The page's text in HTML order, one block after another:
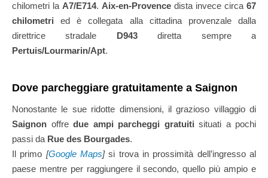
chilometri la A7/E714. Aix-en-Provence dista invece circa 67
chilometri ed è collegata alla cittadina provenzale dalla
direttrice stradale D943diretta sempre a
Pertuis/Lourmarin/Apt.
Dove parcheggiare gratuitamente a Saignon
Nonostante le sue ridotte dimensioni, il grazioso villaggio di
Saignon offre due ampi parcheggi gratuiti situati a pochi
passi da Rue des Bourgades.
Il primo [Google Maps]si trova in prossimità dell’ingresso al
paese mentre per raggiungere il secondo, quello più ampio e